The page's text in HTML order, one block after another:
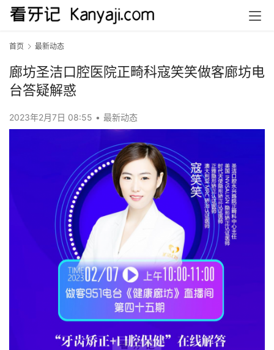
首页 最新动态
廊坊圣洁口腔医院正畸科寇笑笑做客廊坊电
台答疑解惑
2023年2月7日 08:55 • 最新动态